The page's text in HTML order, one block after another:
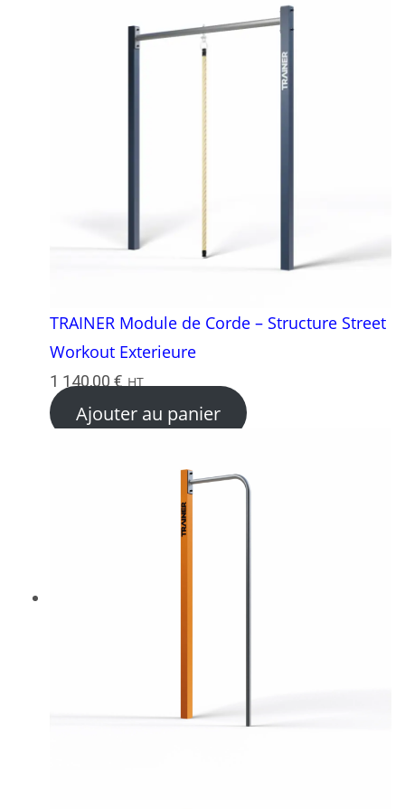
TRAINER Module de Corde – Structure Street
Workout Exterieure
1 140,00€ HT
Ajouter au panier